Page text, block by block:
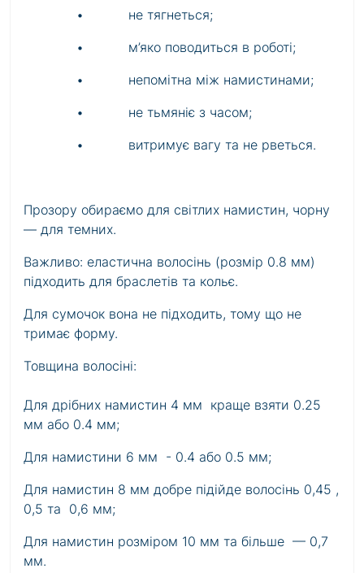
• не тягнеться;
• м’яко поводиться в роботі;
• непомітна між намистинами;
• не тьмяніє з часом;
• витримує вагу та не рветься.
Прозору обираємо для світлих намистин, чорну
— для темних.
Важливо: еластична волосінь (розмір 0.8 мм)
підходить для браслетів та кольє.
Для сумочок вона не підходить, тому що не
тримає форму.
Товщина волосіні:
Для дрібних намистин 4 мм краще взяти 0.25
мм або 0.4 мм;
Для намистини 6 мм - 0.4 або 0.5 мм;
Для намистин 8 мм добре підійде волосінь 0,45 ,
0,5 та 0,6 мм;
Для намистин розміром 10 мм та більше — 0,7
мм.